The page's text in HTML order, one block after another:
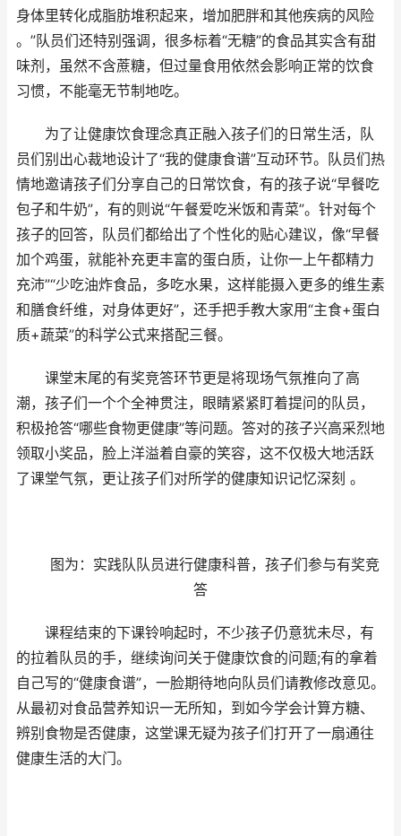
身体里转化成脂肪堆积起来，增加肥胖和其他疾病的风险
。”队员们还特别强调，很多标着“无糖”的食品其实含有甜
味剂，虽然不含蔗糖，但过量食用依然会影响正常的饮食
习惯，不能毫无节制地吃。
为了让健康饮食理念真正融入孩子们的日常生活，队
员们别出心裁地设计了“我的健康食谱”互动环节。队员们热
情地邀请孩子们分享自己的日常饮食，有的孩子说“早餐吃
包子和牛奶”，有的则说“午餐爱吃米饭和青菜”。针对每个
孩子的回答，队员们都给出了个性化的贴心建议，像“早餐
加个鸡蛋，就能补充更丰富的蛋白质，让你一上午都精力
充沛”“少吃油炸食品，多吃水果，这样能摄入更多的维生素
和膳食纤维，对身体更好”，还手把手教大家用“主食+蛋白
质+蔬菜”的科学公式来搭配三餐。
课堂末尾的有奖竞答环节更是将现场气氛推向了高
潮，孩子们一个个全神贯注，眼睛紧紧盯着提问的队员，
积极抢答“哪些食物更健康”等问题。答对的孩子兴高采烈地
领取小奖品，脸上洋溢着自豪的笑容，这不仅极大地活跃
了课堂气氛，更让孩子们对所学的健康知识记忆深刻 。
图为：实践队队员进行健康科普，孩子们参与有奖竞
答
课程结束的下课铃响起时，不少孩子仍意犹未尽，有
的拉着队员的手，继续询问关于健康饮食的问题;有的拿着
自己写的“健康食谱”，一脸期待地向队员们请教修改意见。
从最初对食品营养知识一无所知，到如今学会计算方糖、
辨别食物是否健康，这堂课无疑为孩子们打开了一扇通往
健康生活的大门。